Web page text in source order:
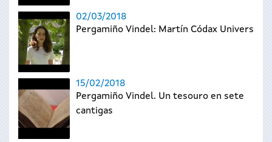
02/03/2018
Pergamiño Vindel: Martín Códax Universal
15/02/2018
Pergamiño Vindel. Un tesouro en sete
cantigas